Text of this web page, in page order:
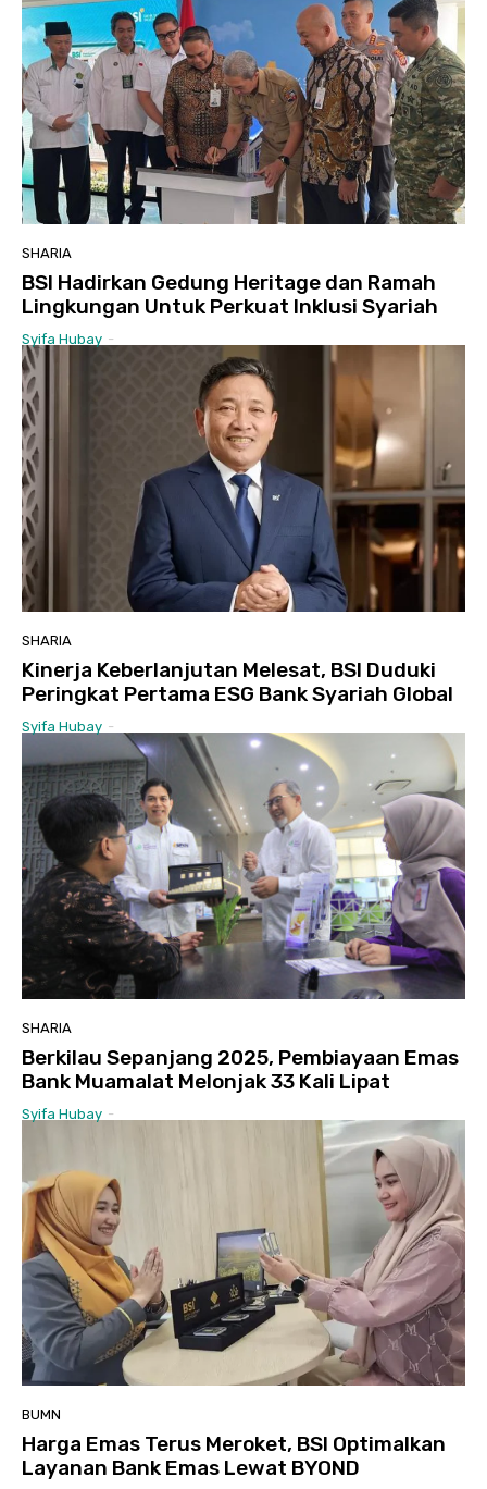
SHARIA
BSI Hadirkan Gedung Heritage dan Ramah
Lingkungan Untuk Perkuat Inklusi Syariah
Syifa Hubay -
SHARIA
Kinerja Keberlanjutan Melesat, BSI Duduki
Peringkat Pertama ESG Bank Syariah Global
Syifa Hubay -
SHARIA
Berkilau Sepanjang 2025, Pembiayaan Emas
Bank Muamalat Melonjak 33 Kali Lipat
Syifa Hubay -
BUMN
Harga Emas Terus Meroket, BSI Optimalkan
Layanan Bank Emas Lewat BYOND